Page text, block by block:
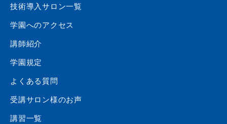
技術導入サロン一覧
学園へのアクセス
講師紹介
学園規定
よくある質問
受講サロン様のお声
講習一覧